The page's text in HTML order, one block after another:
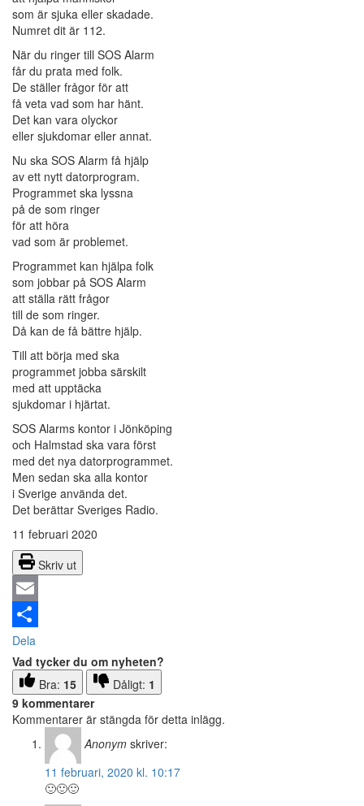
som är sjuka eller skadade.
Numret dit är 112.
När du ringer till SOS Alarm
får du prata med folk.
De ställer frågor för att
få veta vad som har hänt.
Det kan vara olyckor
eller sjukdomar eller annat.
Nu ska SOS Alarm få hjälp
av ett nytt datorprogram.
Programmet ska lyssna
på de som ringer
för att höra
vad som är problemet.
Programmet kan hjälpa folk
som jobbar på SOS Alarm
att ställa rätt frågor
till de som ringer.
Då kan de få bättre hjälp.
Till att börja med ska
programmet jobba särskilt
med att upptäcka
sjukdomar i hjärtat.
SOS Alarms kontor i Jönköping
och Halmstad ska vara först
med det nya datorprogrammet.
Men sedan ska alla kontor
i Sverige använda det.
Det berättar Sveriges Radio.
11 februari 2020
Skriv ut
Email
Dela
Vad tycker du om nyheten?
Bra: 15 Dåligt: 1
9 kommentarer
Kommentarer är stängda för detta inlägg.
Anonym skriver:
11 februari, 2020 kl. 10:17
🙂🙂🙂